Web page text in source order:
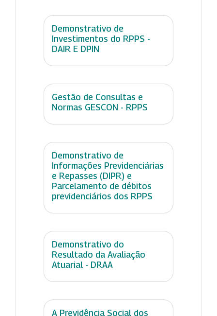
Demonstrativo de
Investimentos do RPPS -
DAIR E DPIN
Gestão de Consultas e
Normas GESCON - RPPS
Demonstrativo de
Informações Previdenciárias
e Repasses (DIPR) e
Parcelamento de débitos
previdenciários dos RPPS
Demonstrativo do
Resultado da Avaliação
Atuarial - DRAA
A Previdência Social dos